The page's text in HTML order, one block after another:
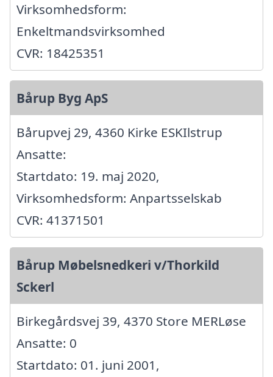
Virksomhedsform:
Enkeltmandsvirksomhed
CVR: 18425351
Bårup Byg ApS
Bårupvej 29, 4360 Kirke ESKIlstrup
Ansatte:
Startdato: 19. maj 2020,
Virksomhedsform: Anpartsselskab
CVR: 41371501
Bårup Møbelsnedkeri v/Thorkild
Sckerl
Birkegårdsvej 39, 4370 Store MERLøse
Ansatte: 0
Startdato: 01. juni 2001,